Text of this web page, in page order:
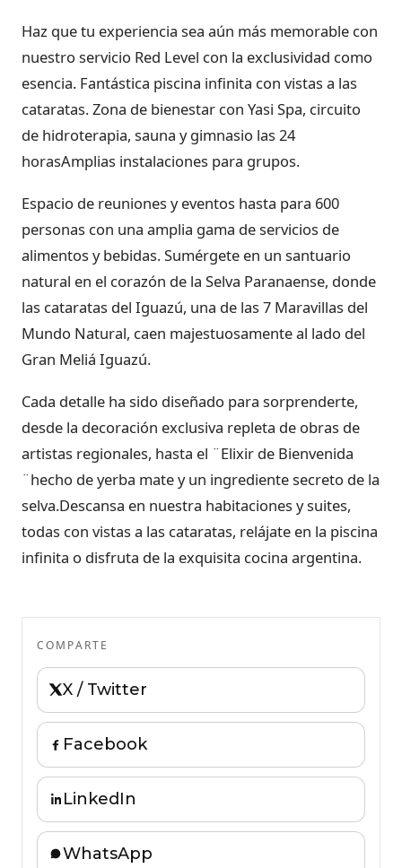
Haz que tu experiencia sea aún más memorable con
nuestro servicio Red Level con la exclusividad como
esencia. Fantástica piscina infinita con vistas a las
cataratas. Zona de bienestar con Yasi Spa, circuito
de hidroterapia, sauna y gimnasio las 24
horasAmplias instalaciones para grupos.
Espacio de reuniones y eventos hasta para 600
personas con una amplia gama de servicios de
alimentos y bebidas. Sumérgete en un santuario
natural en el corazón de la Selva Paranaense, donde
las cataratas del Iguazú, una de las 7 Maravillas del
Mundo Natural, caen majestuosamente al lado del
Gran Meliá Iguazú.
Cada detalle ha sido diseñado para sorprenderte,
desde la decoración exclusiva repleta de obras de
artistas regionales, hasta el ¨Elixir de Bienvenida
¨hecho de yerba mate y un ingrediente secreto de la
selva.Descansa en nuestra habitaciones y suites,
todas con vistas a las cataratas, relájate en la piscina
infinita o disfruta de la exquisita cocina argentina.
COMPARTE
X / Twitter
Facebook
LinkedIn
WhatsApp